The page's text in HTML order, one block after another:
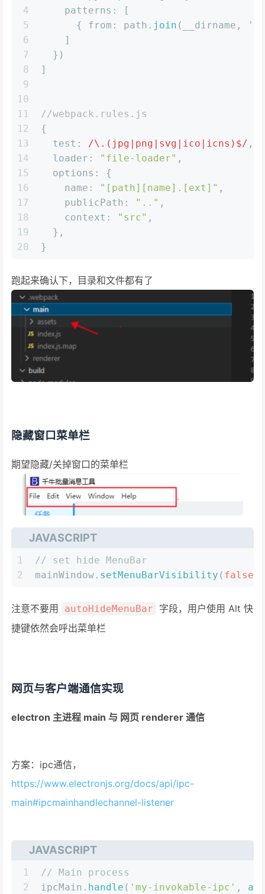
4
5
6
7
8
9
10
11
12
13
14
15
16
17
18
19
20
patterns : [
      {
from : path. join (__dirname,
    ]
  })
]
//webpack.rules.js
{
test : /\.(jpg|png|svg|ico|icns)$/ ,
loader : "file-loader" ,
options : {
name : "[path][name].[ext]" ,
publicPath : ".." ,
context : "src" ,
  },
}
跑起来确认下，目录和文件都有了
隐藏窗口菜单栏
期望隐藏/关掉窗口的菜单栏
JAVASCRIPT
1
2
// set hide MenuBar
mainWindow. setMenuBarVisibility ( false
注意不要用 autoHideMenuBar
字段，用户使用 Alt 快
捷键依然会呼出菜单栏
网页与客户端通信实现
electron 主进程 main 与 网页 renderer 通信
方案：ipc通信，
https://www.electronjs.org/docs/api/ipc-
main#ipcmainhandlechannel-listener
JAVASCRIPT
1
2
// Main process
ipcMain. handle ( 'my-invokable-ipc' ,